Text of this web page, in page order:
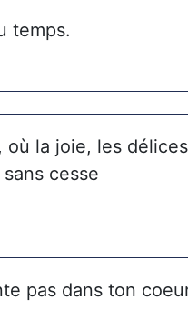
temps.
où la joie, les
cesse
pas dans ton